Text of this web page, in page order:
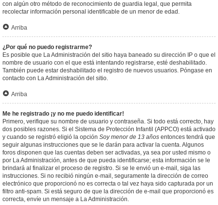
con algún otro método de reconocimiento de guardia legal, que permita
recolectar información personal identificable de un menor de edad.
Arriba
¿Por qué no puedo registrarme?
Es posible que La Administración del sitio haya baneado su dirección IP o que el
nombre de usuario con el que está intentando registrarse, esté deshabilitado.
También puede estar deshabilitado el registro de nuevos usuarios. Póngase en
contacto con La Administración del sitio.
Arriba
Me he registrado ¡y no me puedo identificar!
Primero, verifique su nombre de usuario y contraseña. Si todo está correcto, hay
dos posibles razones. Si el Sistema de Protección Infantil (APPCO) está activado
y cuando se registró eligió la opción Soy menor de 13 años entonces tendrá que
seguir algunas instrucciones que se le darán para activar la cuenta. Algunos
foros disponen que las cuentas deben ser activadas, ya sea por usted mismo o
por La Administración, antes de que pueda identificarse; esta información se le
brindará al finalizar el proceso de registro. Si se le envió un e-mail, siga las
instrucciones. Si no recibió ningún e-mail, seguramente la dirección de correo
electrónico que proporcionó no es correcta o tal vez haya sido capturada por un
filtro anti-spam. Si está seguro de que la dirección de e-mail que proporcionó es
correcta, envíe un mensaje a La Administración.